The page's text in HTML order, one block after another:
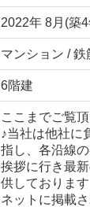
2022年 8月(築
マンション / 鉄
6階建
ここまでご覧
♪当社は他社に
指し、各沿線
挨拶に行き最
供しておりま
ネットに掲載